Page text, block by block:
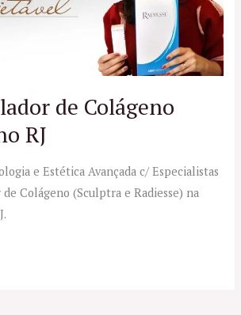
de Colágeno
RJ
e Estética Avançada c/ Especialistas
Colágeno (Sculptra e Radiesse) na